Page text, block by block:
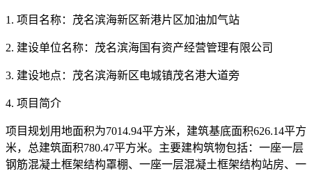
1. 项目名称：茂名滨海新区新港片区加油加气站
2. 建设单位名称：茂名滨海国有资产经营管理有限公司
3. 建设地点：茂名滨海新区电城镇茂名港大道旁
4. 项目简介
项目规划用地面积为7014.94平方米，建筑基底面积626.14平方
米，总建筑面积780.47平方米。主要建构筑物包括：一座一层
钢筋混凝土框架结构罩棚、一座一层混凝土框架结构站房、一